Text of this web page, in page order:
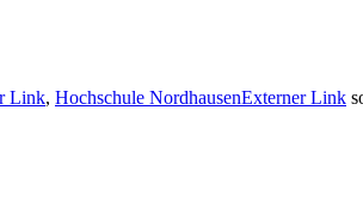
Link, Hochschule NordhausenExterner Link